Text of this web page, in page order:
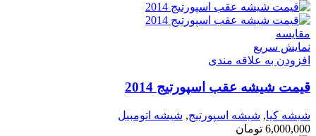
مقايسه
نمایش سریع
افزودن به علاقه مندی
قیمت شیشه عقب اسپورتیج 2014
شیشه کیا, شیشه اسپورتیج, شیشه اتومبیل
6,000,000 تومان